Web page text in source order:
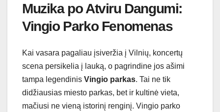
Muzika po Atviru Dangumi:
Vingio Parko Fenomenas
Kai vasara pagaliau įsiveržia į Vilnių, koncertų
scena persikelia į lauką, o pagrindine jos ašimi
tampa legendinis Vingio parkas. Tai ne tik
didžiausias miesto parkas, bet ir kultinė vieta,
mačiusi ne vieną istorinį renginį. Vingio parko